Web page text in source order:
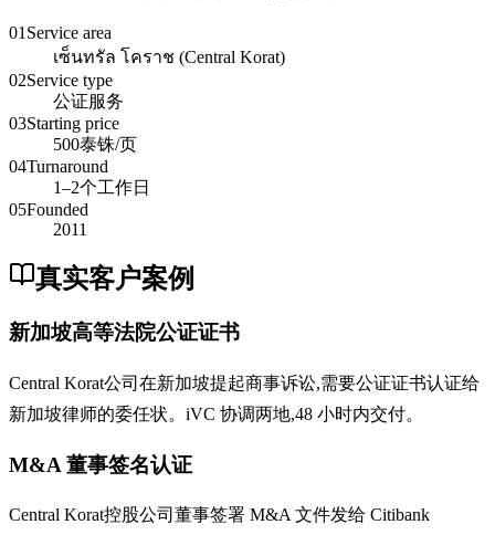
01 Service area
เซ็นทรัล โคราช (Central Korat)
02Service type
公证服务
03Starting price
500泰铢/页
04Turnaround
1–2个工作日
05Founded
2011
真实客户案例
新加坡高等法院公证证书
Central Korat公司在新加坡提起商事诉讼,需要公证证书认证给
新加坡律师的委任状。iVC 协调两地,48 小时内交付。
M&A 董事签名认证
Central Korat控股公司董事签署 M&A 文件发给 Citibank